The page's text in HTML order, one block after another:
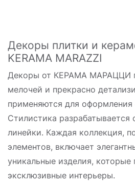
Декоры плитки и
KERAMA MARAZZI
Декоры от КЕРАМА МАРАЦЦИ
мелочей и прекрасно
применяются для оформления
Стилистика разрабатывается
линейки. Каждая коллекция,
элементов, включает
уникальные изделия, которые
эксклюзивные интерьеры.